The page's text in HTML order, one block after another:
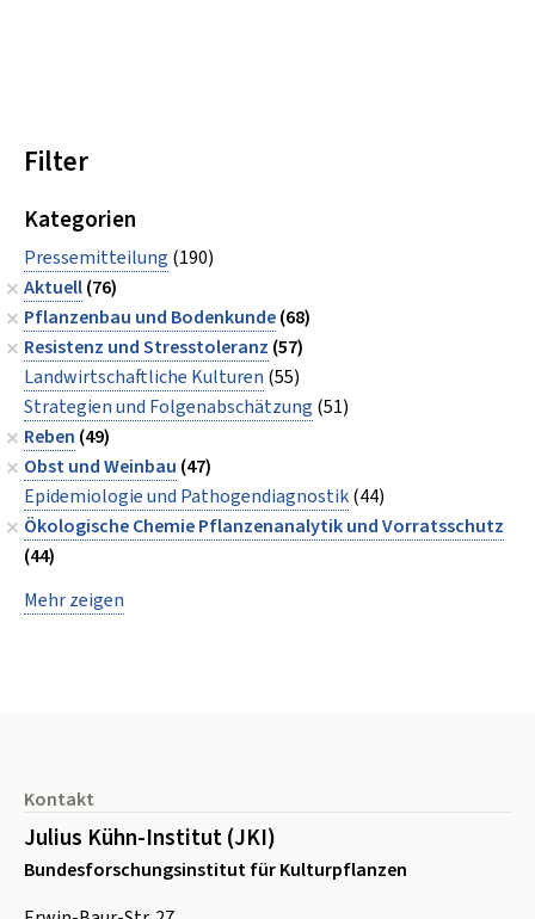
Filter
Kategorien
Pressemitteilung (190)
Aktuell(76)
Pflanzenbau und Bodenkunde(68)
Resistenz und Stresstoleranz (57)
Landwirtschaftliche Kulturen (55)
Strategien und Folgenabschätzung (51)
Reben (49)
Obst und Weinbau (47)
Epidemiologie und Pathogendiagnostik(44)
Ökologische Chemie Pflanzenanalytik und Vorratsschutz
(44)
Mehr zeigen
Kontakt
Julius Kühn-Institut (JKI)
Bundesforschungsinstitut für Kulturpflanzen